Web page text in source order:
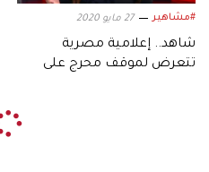
#مشاهير 27 مايو 2020
شاهد.. إعلامية مصرية
تتعرض لموقف محرج على